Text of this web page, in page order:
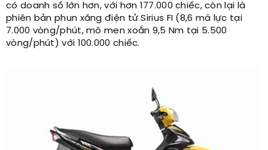
có doanh số lớn hơn, với hơn 177.000 chiếc, còn lại là
phiên bản phun xăng điện tử Sirius FI (8,6 mã lực tại
7.000 vòng/phút, mô men xoắn 9,5 Nm tại 5.500
vòng/phút) với 100.000 chiếc.